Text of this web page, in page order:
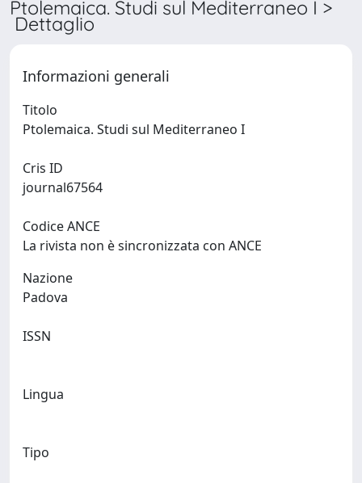
Ptolemaica. Studi sul Mediterraneo I >
Dettaglio
Informazioni generali
Titolo
Cris ID
Codice ANCE
La rivista non è sincronizzata con ANCE
Nazione
ISSN
Lingua
Tipo